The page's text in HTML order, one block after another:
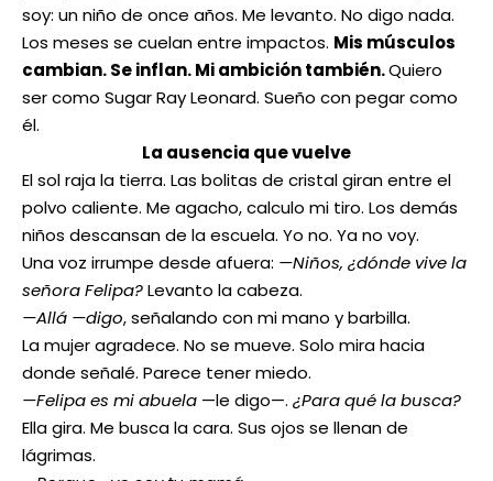
soy: un niño de once años. Me levanto. No digo nada.
Los meses se cuelan entre impactos. Mis músculos
cambian. Se inflan. Mi ambición también.Quiero
ser como Sugar Ray Leonard. Sueño con pegar como
él.
La ausencia que vuelve
El sol raja la tierra. Las bolitas de cristal giran entre el
polvo caliente. Me agacho, calculo mi tiro. Los demás
niños descansan de la escuela. Yo no. Ya no voy.
Una voz irrumpe desde afuera: —Niños, ¿dónde vive la
señora Felipa?Levanto la cabeza.
—Allá —digo, señalando con mi mano y barbilla.
La mujer agradece. No se mueve. Solo mira hacia
donde señalé. Parece tener miedo.
—Felipa es mi abuela —le digo—. ¿Para qué la busca?
Ella gira. Me busca la cara. Sus ojos se llenan de
lágrimas.